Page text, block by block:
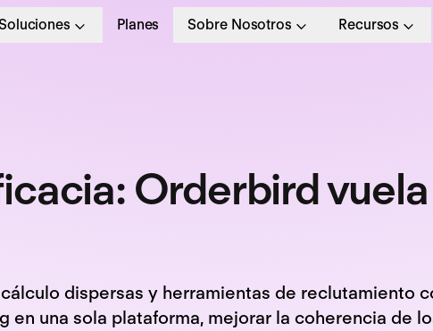
Planes Sobre Nosotros Recursos
Orderbird
dispersas y herramientas de reclutamiento
en una sola plataforma, mejorar la coherencia de